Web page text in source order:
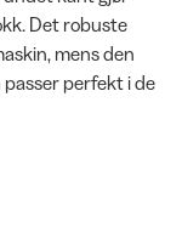
Det robuste
mens den
perfekt i de